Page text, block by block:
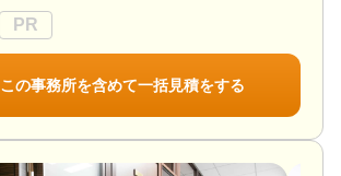
PR
この事務所を含めて一括見積をする